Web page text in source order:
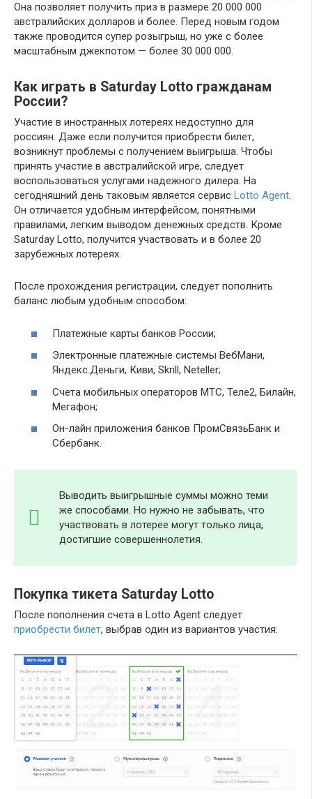
Она позволяет получить приз в размере 20 000 000
австралийских долларов и более. Перед новым годом
также проводится супер розыгрыш, но уже с более
масштабным джекпотом — более 30 000 000.
Как играть в Saturday Lotto гражданам
России?
Участие в иностранных лотереях недоступно для
россиян. Даже если получится приобрести билет,
возникнут проблемы с получением выигрыша. Чтобы
принять участие в австралийской игре, следует
воспользоваться услугами надежного дилера. На
сегодняшний день таковым является сервис Lotto Agent.
Он отличается удобным интерфейсом, понятными
правилами, легким выводом денежных средств. Кроме
Saturday Lotto, получится участвовать и в более 20
зарубежных лотереях.
После прохождения регистрации, следует пополнить
баланс любым удобным способом:
Платежные карты банков России;
Электронные платежные системы ВебМани,
Яндекс.Деньги, Киви, Skrill, Neteller;
Счета мобильных операторов МТС, Теле2, Билайн,
Мегафон;
Он-лайн приложения банков ПромСвязьБанк и
Сбербанк.
Выводить выигрышные суммы можно теми
же способами. Но нужно не забывать, что
участвовать в лотерее могут только лица,
достигшие совершеннолетия.
Покупка тикета Saturday Lotto
После пополнения счета в Lotto Agent следует
приобрести билет, выбрав один из вариантов участия: